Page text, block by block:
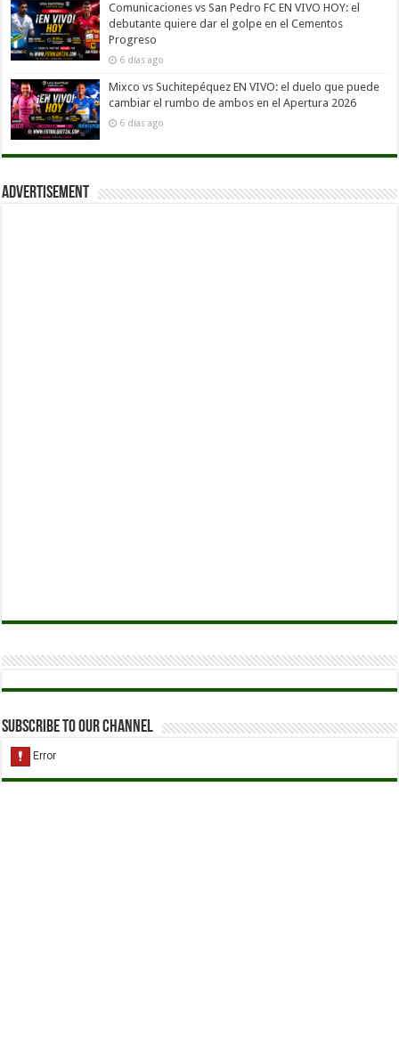
Comunicaciones vs San Pedro FC EN VIVO HOY: el
debutante quiere dar el golpe en el Cementos
Progreso
6 días ago
Mixco vs Suchitepéquez EN VIVO: el duelo que puede
cambiar el rumbo de ambos en el Apertura 2026
6 días ago
Advertisement
Subscribe to our Channel